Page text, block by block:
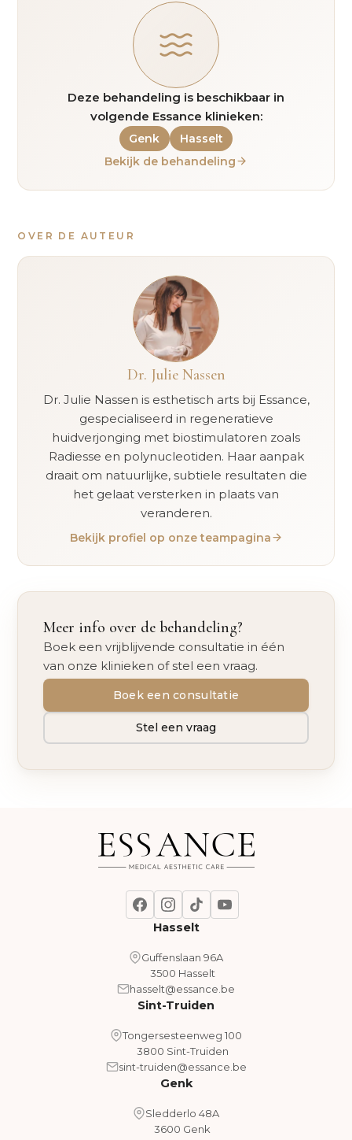
Deze behandeling is beschikbaar in
volgende Essance klinieken:
Genk
Hasselt
Bekijk de behandeling
OVER DE AUTEUR
Dr. Julie Nassen
Dr. Julie Nassen is esthetisch arts bij Essance,
gespecialiseerd in regeneratieve
huidverjonging met biostimulatoren zoals
Radiesse en polynucleotiden. Haar aanpak
draait om natuurlijke, subtiele resultaten die
het gelaat versterken in plaats van
veranderen.
Bekijk profiel op onze teampagina
Meer info over de behandeling?
Boek een vrijblijvende consultatie in één
van onze klinieken of stel een vraag.
Boek een consultatie
Stel een vraag
Hasselt
Guffenslaan 96A
3500 Hasselt
hasselt@essance.be
Sint-Truiden
Tongersesteenweg 100
3800 Sint-Truiden
sint-truiden@essance.be
Genk
Sledderlo 48A
3600 Genk